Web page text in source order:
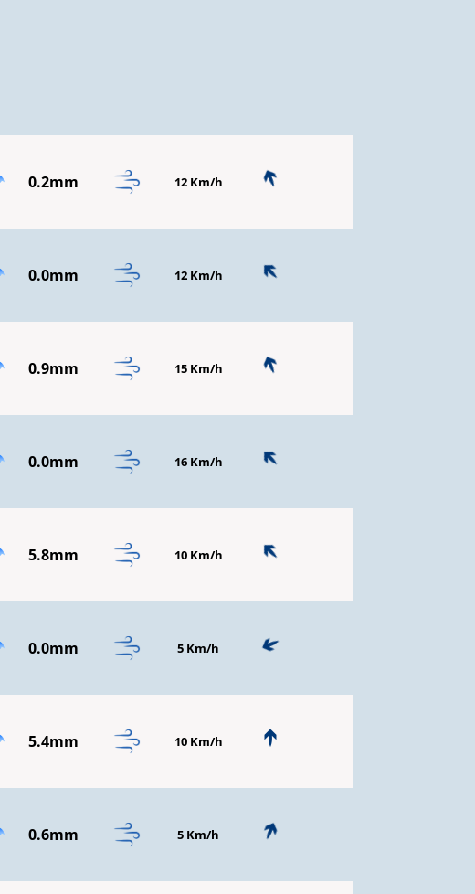
0.2mm 12 Km/h
0.0mm 12 Km/h
0.9mm 15 Km/h
0.0mm 16 Km/h
5.8mm 10 Km/h
0.0mm 5 Km/h
5.4mm 10 Km/h
0.6mm 5 Km/h